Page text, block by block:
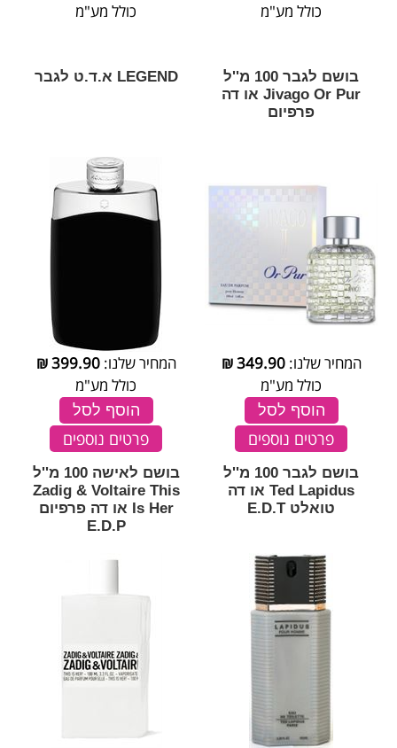
כולל מע"מ
כולל מע"מ
בושם לגבר 100 מ''ל
Jivago Or Pur או דה
פרפיום
המחיר שלנו:349.90
₪
כולל מע"מ
הוסף לסל
פרטים נוספים
LEGEND א.ד.ט לגבר
המחיר שלנו:399.90
₪
כולל מע"מ
הוסף לסל
פרטים נוספים
בושם לגבר 100 מ''ל
Ted Lapidus או דה
טואלט E.D.T
בושם לאישה 100 מ''ל
Zadig & Voltaire This
Is Her או דה פרפיום
E.D.P